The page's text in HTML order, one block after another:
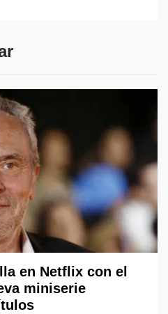
en Netflix con el
miniserie